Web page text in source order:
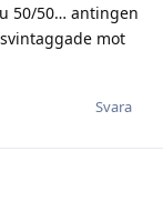
50/50… antingen
mot
Svara